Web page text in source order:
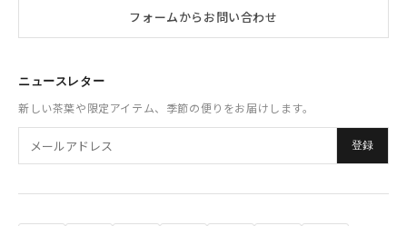
フォームからお問い合わせ
ニュースレター
新しい茶葉や限定アイテム、季節の便りをお届けします。
登録